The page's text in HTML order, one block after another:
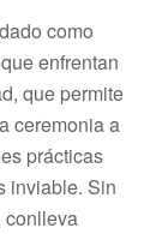
como
enfrentan
que permite
ceremonia a
prácticas
inviable. Sin
conlleva